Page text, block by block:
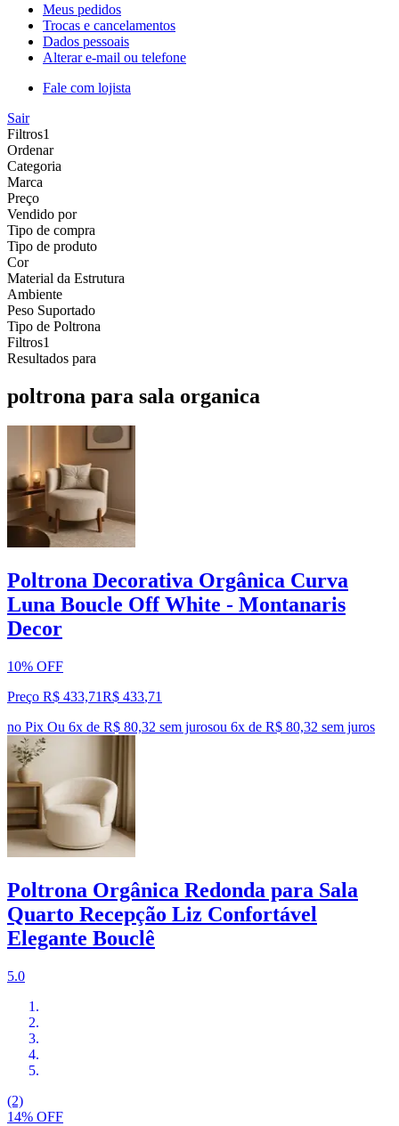
Meus pedidos
Trocas e cancelamentos
Dados pessoais
Alterar e-mail ou telefone
Fale com lojista
Sair
Filtros1
Ordenar
Categoria
Marca
Preço
Vendido por
Tipo de compra
Tipo de produto
Cor
Material da Estrutura
Ambiente
Peso Suportado
Tipo de Poltrona
Filtros1
Resultados para
poltrona para sala organica
Poltrona Decorativa Orgânica Curva
Luna Boucle Off White - Montanaris
Decor
10% OFF
Preço R$ 433,71R$ 433,71
no Pix Ou 6x de R$ 80,32 sem jurosou 6x de R$ 80,32 sem juros
Poltrona Orgânica Redonda para Sala
Quarto Recepção Liz Confortável
Elegante Bouclê
5.0
(2)
14% OFF